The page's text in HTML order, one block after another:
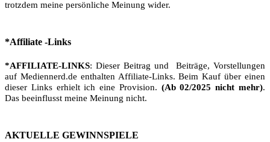
trotzdem meine persönliche Meinung wider.
*Affiliate -Links
*AFFILIATE-LINKS: Dieser Beitrag und Beiträge, Vorstellungen
auf Mediennerd.de enthalten Affiliate-Links. Beim Kauf über einen
dieser Links erhielt ich eine Provision. (Ab 02/2025 nicht mehr).
Das beeinflusst meine Meinung nicht.
AKTUELLE GEWINNSPIELE